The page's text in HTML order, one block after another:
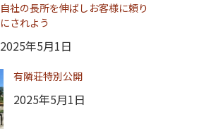
自社の長所を伸ばしお客様に頼り
にされよう
2025年5月1日
有隣荘特別公開
2025年5月1日